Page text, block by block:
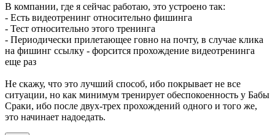
В компании, где я сейчас работаю, это устроено так:
- Есть видеотренинг относительно фишинга
- Тест относительно этого тренинга
- Периодически прилетающее говно на почту, в случае клика
на фишинг ссылку - форсится прохождение видеотренинга
еще раз
Не скажу, что это лучший способ, ибо покрывает не все
ситуации, но как минимум тренирует обеспокоенность у Бабы
Сраки, ибо после двух-трех прохождений одного и того же,
это начинает надоедать.